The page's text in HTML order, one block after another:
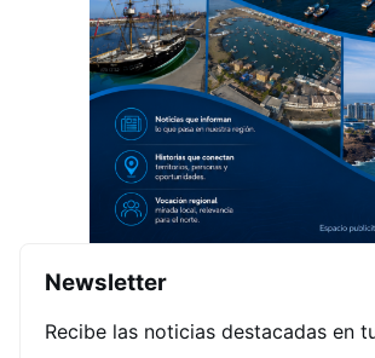
Newsletter
Recibe las noticias destacadas en